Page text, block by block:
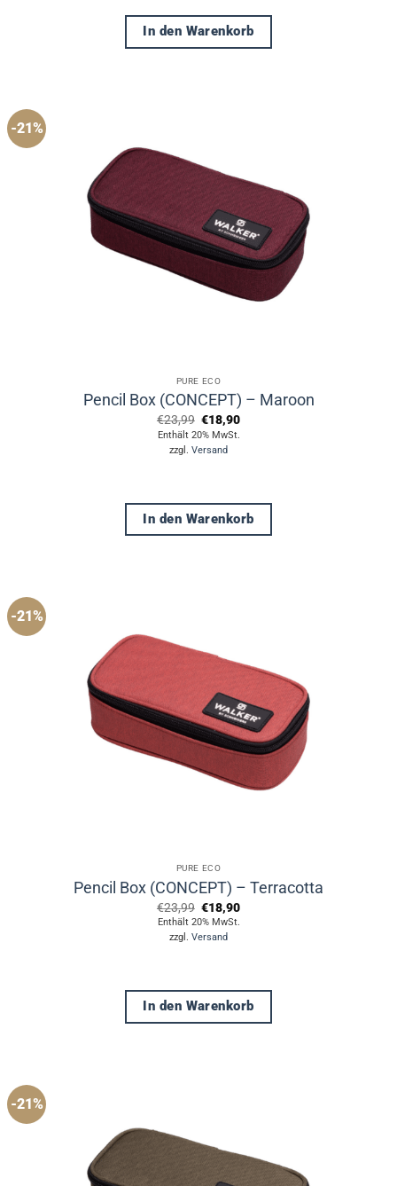
In den Warenkorb
-21%
PURE ECO
Pencil Box (CONCEPT) – Maroon
€23,99 Ursprünglicher
Preis
war:
€23,99
€18,90Aktueller
Enthält 20% MwSt.
zzgl. Versand
In den Warenkorb
-21%
PURE ECO
Pencil Box (CONCEPT) – Terracotta
€23,99 Ursprünglicher
Preis
war:
€23,99
€18,90Aktueller
Enthält 20% MwSt.
zzgl. Versand
In den Warenkorb
-21%